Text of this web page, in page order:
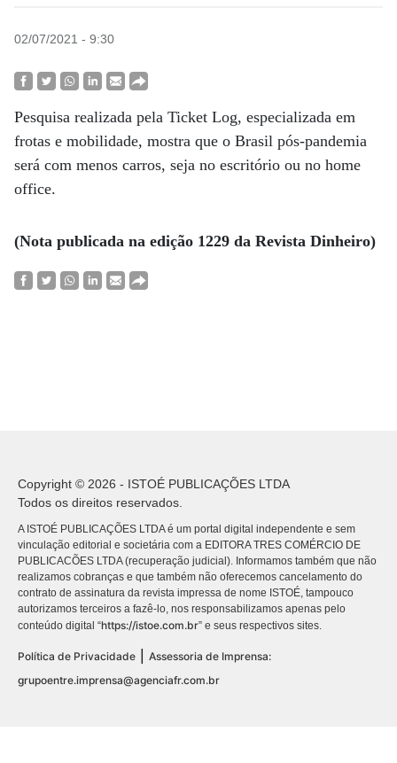
02/07/2021 - 9:30
Pesquisa realizada pela Ticket Log, especializada em
frotas e mobilidade, mostra que o Brasil pós-pandemia
será com menos carros, seja no escritório ou no home
office.
(Nota publicada na edição 1229 da Revista Dinheiro)
Copyright © 2026 - ISTOÉ PUBLICAÇÕES LTDA
Todos os direitos reservados.
A ISTOÉ PUBLICAÇÕES LTDA é um portal digital independente e sem
vinculação editorial e societária com a EDITORA TRES COMÉRCIO DE
PUBLICACÕES LTDA (recuperação judicial). Informamos também que não
realizamos cobranças e que também não oferecemos cancelamento do
contrato de assinatura da revista impressa de nome ISTOÉ, tampouco
autorizamos terceiros a fazê-lo, nos responsabilizamos apenas pelo
conteúdo digital “https://istoe.com.br” e seus respectivos sites.
Política de Privacidade
Assessoria de Imprensa:
grupoentre.imprensa@agenciafr.com.br